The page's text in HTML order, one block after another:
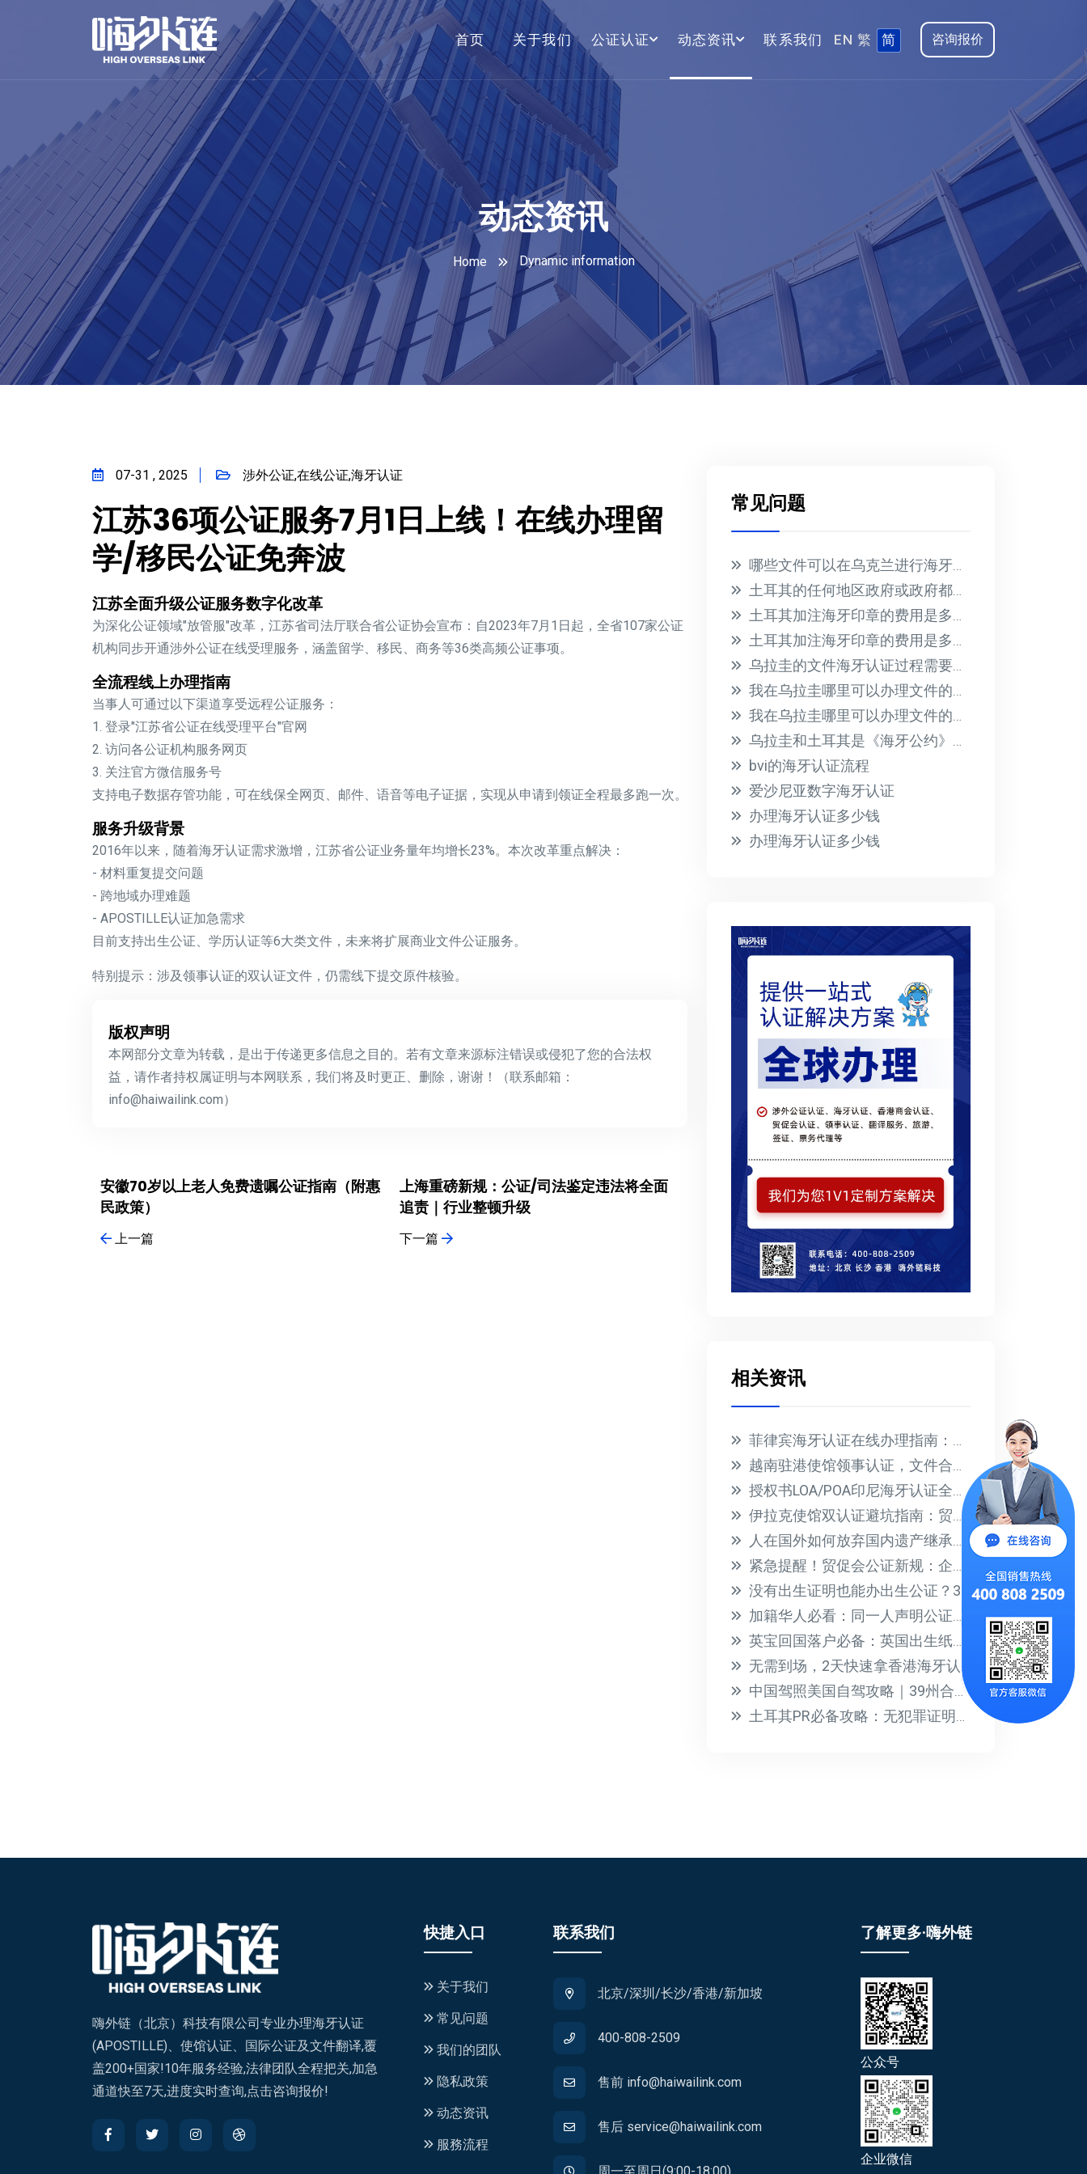
首页 关于我们 公证认证 动态资讯 联系我们 EN 繁 简 咨询报价
动态资讯
Home Dynamic information
07-31 , 2025 涉外公证,在线公证,海牙认证
江苏36项公证服务7月1日上线！在线办理留
学/移民公证免奔波
江苏全面升级公证服务数字化改革
为深化公证领域"放管服"改革，江苏省司法厅联合省公证协会宣布： 自2023年7月1日起 ，全省107家公证
机构同步开通涉外公证在线受理服务，涵盖留学、移民、商务等36类高频公证事项。
全流程线上办理指南
当事人可通过以下渠道享受远程公证服务：
1. 登录"江苏省公证在线受理平台"官网
2. 访问各公证机构服务网页
3. 关注官方微信服务号
支持电子数据存管功能，可在线保全网页、邮件、语音等电子证据，实现从申请到领证全程最多跑一次。
服务升级背景
2016年以来，随着海牙认证需求激增，江苏省公证业务量年均增长23%。本次改革重点解决：
- 材料重复提交问题
- 跨地域办理难题
- APOSTILLE认证加急需求
目前支持出生公证、 学历认证等6大类文件，未来将扩展商业文件公证服务。
特别提示：涉及领事认证的双认证文件，仍需线下提交原件核验。
版权声明
本网部分文章为转载，是出于传递更多信息之目的。若有文章来源标注错误或侵犯了您的合法权
益，请作者持权属证明与本网联系，我们将及时更正、删除，谢谢！（联系邮箱：
info@haiwailink.com）
安徽70岁以上老人免费遗嘱公证指南（附惠
民政策）
上一篇
上海重磅新规：公证/司法鉴定违法将全面
追责｜行业整顿升级
下一篇
常见问题
哪些文件可以在乌克兰进行海牙认证？
土耳其的任何地区政府或政府都不会为在国外收到的文件提供海牙认证
土耳其加注海牙印章的费用是多少？
土耳其加注海牙印章的费用是多少？
乌拉圭的文件海牙认证过程需要多长时间？此过程的相关费用是多少？
我在乌拉圭哪里可以办理文件的海牙认证？有哪些必要的要求？
我在乌拉圭哪里可以办理文件的海牙认证？有哪些必要的要求？
乌拉圭和土耳其是《海牙公约》的成员国
bvi的海牙认证流程
爱沙尼亚数字海牙认证
办理海牙认证多少钱
办理海牙认证多少钱
相关资讯
菲律宾海牙认证在线办理指南：无需亲临，文件全球通用
越南驻港使馆领事认证，文件合规其实很简单
授权书LOA/POA印尼海牙认证全攻略，3步搞定贸促会认证
伊拉克使馆双认证避坑指南：贸促会认证4大关键点
人在国外如何放弃国内遗产继承权？海牙认证声明书办理指南
紧急提醒！贸促会公证新规：企业信息报告必须补充说明，缺件将影响认证
没有出生证明也能办出生公证？3分钟搞定替代材料清单
加籍华人必看：同一人声明公证认证，丝滑证明“我就是我”
英宝回国落户必备：英国出生纸海牙认证全攻略
无需到场，2天快速拿香港海牙认证！线上办理全攻略
中国驾照美国自驾攻略｜39州合法开车+公证办理指南
土耳其PR必备攻略：无犯罪证明与POA授权书海牙认证全流程
嗨外链（北京）科技有限公司专业办理海牙认证
(APOSTILLE)、使馆认证、国际公证及文件翻译,覆
盖200+国家!10年服务经验,法律团队全程把关,加急
通道快至7天,进度实时查询,点击咨询报价!
快捷入口
关于我们
常见问题
我们的团队
隐私政策
动态资讯
服務流程
联系我们
北京/深圳/长沙/香港/新加坡
400-808-2509
售前 info@haiwailink.com
售后 service@haiwailink.com
了解更多·嗨外链
公众号
企业微信